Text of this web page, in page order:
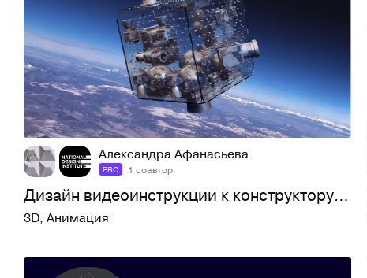
40 377
Александра Афанасьева
PRO 1 соавтор
Дизайн видеоинструкции к конструктору УММК-МКА для Летней К…
3D, Анимация